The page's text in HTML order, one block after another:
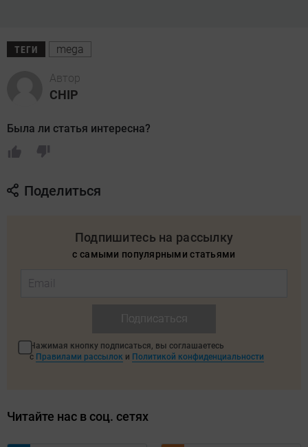
ТЕГИ mega
Автор
CHIP
Была ли статья интересна?
Поделиться
Подпишитесь на рассылку
с самыми популярными статьями
Нажимая кнопку подписаться, вы соглашаетесь
с Правилами рассылок и Политикой конфиденциальности
Читайте нас в соц. сетях